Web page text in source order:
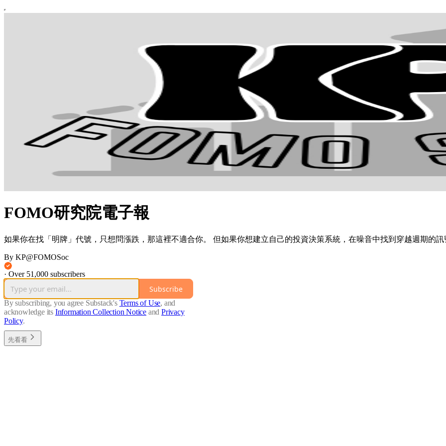
FOMO研究院電子報
如果你在找「明牌」代號，只想問漲跌，那這裡不適合你。 但如果你想建立自己的投資決策系統，在噪音中找到穿越週期的訊
By KP@FOMOSoc
· Over 51,000 subscribers
Subscribe
By subscribing, you agree Substack's Terms of Use, and
acknowledge its Information Collection Notice and Privacy
Policy.
先看看